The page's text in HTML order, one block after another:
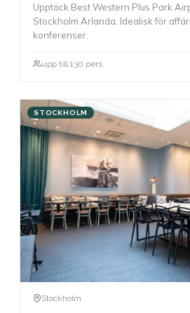
Upptäck Best Western Plus Park
Stockholm Arlanda. Idealisk för
konferenser.
upp till 130 pers.
STOCKHOLM
Stockholm